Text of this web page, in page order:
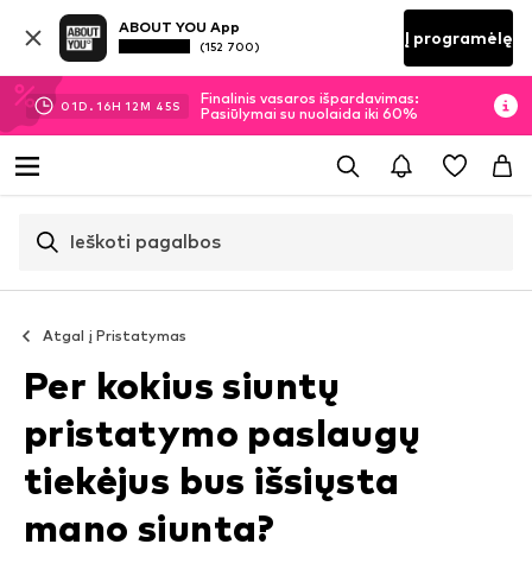
ABOUT YOU App
(152 700) Į programėlę
01D. 16H 12M 45S
Finalinis vasaros išpardavimas:
Pasiūlymai su nuolaida iki 60%
Ieškoti pagalbos
Atgal į Pristatymas
Per kokius siuntų
pristatymo paslaugų
tiekėjus bus išsiųsta
mano siunta?